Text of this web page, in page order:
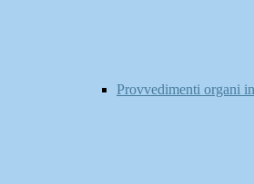
Provvedimenti organi